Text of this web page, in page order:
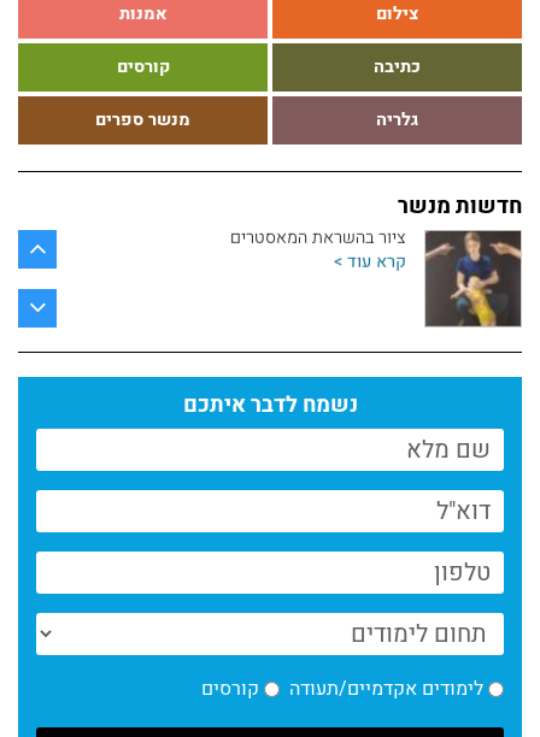
צילום אמנות
כתיבה קורסים
גלריה מנשר ספרים
חדשות מנשר
ביקורות סוף שנה במחלקה לאמנות
קרא עוד >
חדשות מחלקת הכתיבה
קרא עוד >
ציור בהשראת המאסטרים
קרא עוד >
קרא עוד >
ספרי בוגרי מחלקת הכתיבה במנשר לשבוע הספר
פסטיבל דוקאביב 2026 היה פנומנלי // המחלקה
לקולנוע מנשר לאמנות
חדשות המחלקה לתקשורת חזותית – 6.26
קרא עוד >
גוליבר
נשמח לדבר איתכם
לימודים אקדמיים/תעודה קורסים